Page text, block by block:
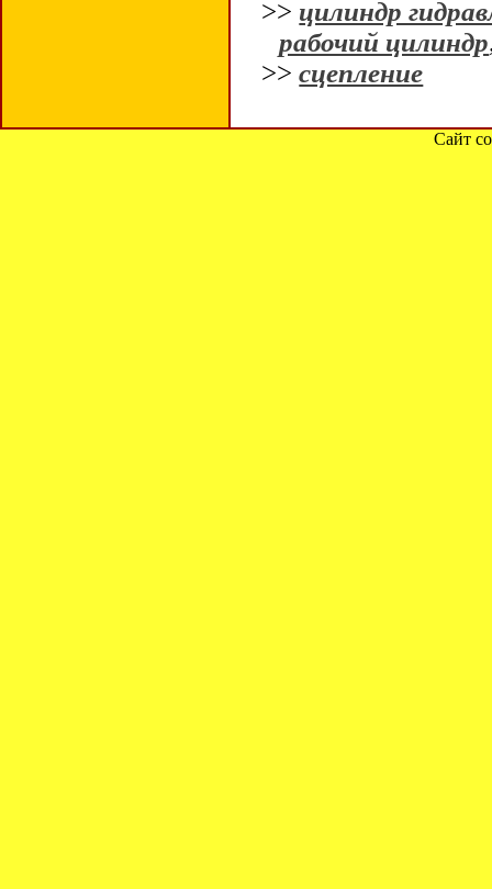
>> цилиндр
рабочий цилиндр
>>сцепление
Сайт